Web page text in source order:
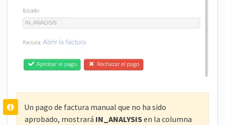
Un pago de factura manual que no ha sido
aprobado, mostrará IN_ANALYSISen la columna